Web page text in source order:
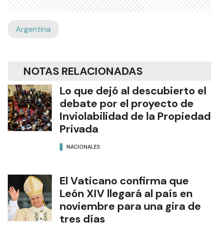
Argentina
NOTAS RELACIONADAS
Lo que dejó al descubierto el
debate por el proyecto de
Inviolabilidad de la Propiedad
Privada
NACIONALES
El Vaticano confirma que
León XIV llegará al país en
noviembre para una gira de
tres días